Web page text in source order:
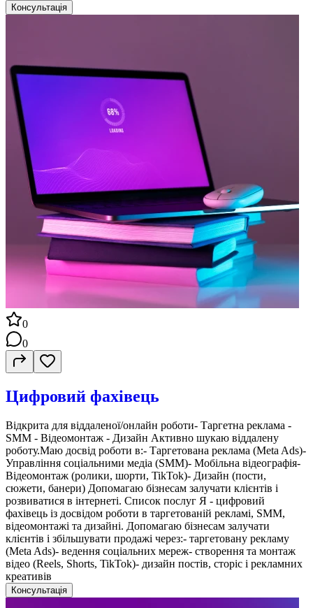
Консультація
0
0
Цифровий фахівець
Відкрита для віддаленої/онлайн роботи- Таргетна реклама -
SMM - Відеомонтаж - Дизайн Активно шукаю віддалену
роботу.Маю досвід роботи в:- Таргетована реклама (Meta Ads)-
Управління соціальними медіа (SMM)- Мобільна відеографія-
Відеомонтаж (ролики, шорти, TikTok)- Дизайн (пости,
сюжети, банери) Допомагаю бізнесам залучати клієнтів і
розвиватися в інтернеті. Список послуг Я - цифровий
фахівець із досвідом роботи в таргетованій рекламі, SMM,
відеомонтажі та дизайні. Допомагаю бізнесам залучати
клієнтів і збільшувати продажі через:- таргетовану рекламу
(Meta Ads)- ведення соціальних мереж- створення та монтаж
відео (Reels, Shorts, TikTok)- дизайн постів, сторіс і рекламних
креативів
Консультація